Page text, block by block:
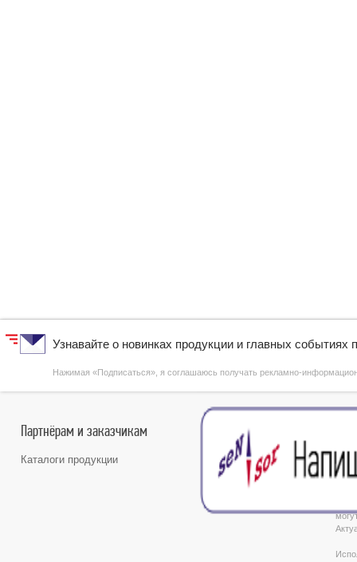
Узнавайте о новинках продукции и главных событиях
Нажимая «Подписаться», я соглашаюсь получать рекламно-
Партнёрам и заказчикам
Каталоги продукции